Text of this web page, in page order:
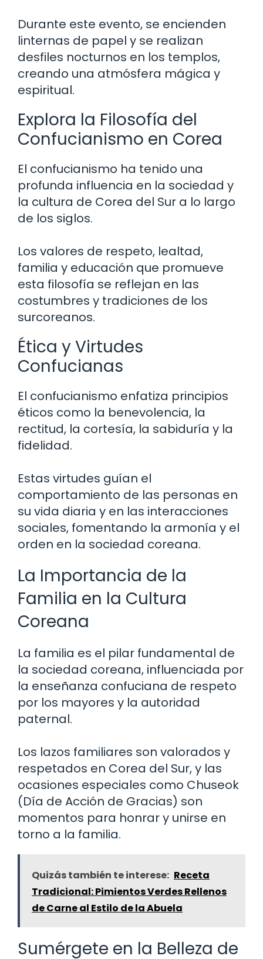
Durante este evento, se encienden
linternas de papel y se realizan
desfiles nocturnos en los templos,
creando una atmósfera mágica y
espiritual.
Explora la Filosofía del
Confucianismo en Corea
El confucianismo ha tenido una
profunda influencia en la sociedad y
la cultura de Corea del Sur a lo largo
de los siglos.
Los valores de respeto, lealtad,
familia y educación que promueve
esta filosofía se reflejan en las
costumbres y tradiciones de los
surcoreanos.
Ética y Virtudes
Confucianas
El confucianismo enfatiza principios
éticos como la benevolencia, la
rectitud, la cortesía, la sabiduría y la
fidelidad.
Estas virtudes guían el
comportamiento de las personas en
su vida diaria y en las interacciones
sociales, fomentando la armonía y el
orden en la sociedad coreana.
La Importancia de la
Familia en la Cultura
Coreana
La familia es el pilar fundamental de
la sociedad coreana, influenciada por
la enseñanza confuciana de respeto
por los mayores y la autoridad
paternal.
Los lazos familiares son valorados y
respetados en Corea del Sur, y las
ocasiones especiales como Chuseok
(Día de Acción de Gracias) son
momentos para honrar y unirse en
torno a la familia.
Quizás también te interese: Receta
Tradicional: Pimientos Verdes Rellenos
de Carne al Estilo de la Abuela
Sumérgete en la Belleza de